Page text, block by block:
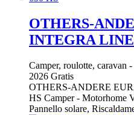
OTHERS-
INTEGRA LINE
Camper, roulotte, caravan -
2026 Gratis
OTHERS-ANDERE
HS Camper - Motorhome
Pannello solare,